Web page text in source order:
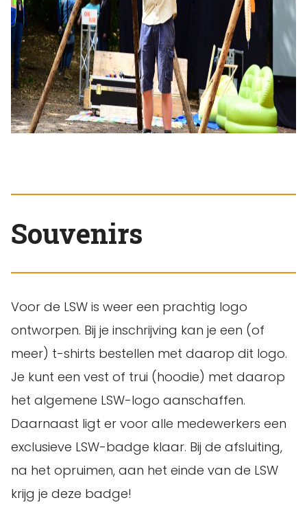
Souvenirs
Voor de LSW is weer een prachtig logo
ontworpen. Bij je inschrijving kan je een (of
meer) t-shirts bestellen met daarop dit logo.
Je kunt een vest of trui (hoodie) met daarop
het algemene LSW-logo aanschaffen.
Daarnaast ligt er voor alle medewerkers een
exclusieve LSW-badge klaar. Bij de afsluiting,
na het opruimen, aan het einde van de LSW
krijg je deze badge!